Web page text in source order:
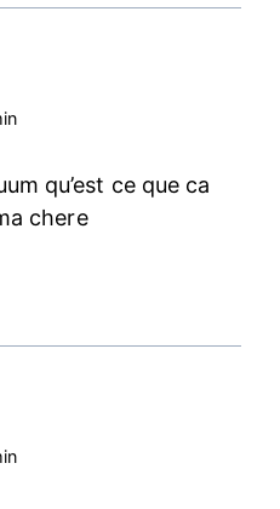
qu’est ce que ca
chere